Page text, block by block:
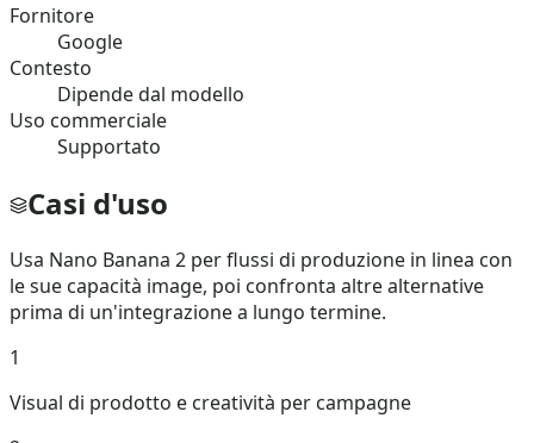
Fornitore
Google
Contesto
Dipende dal modello
Uso commerciale
Supportato
Casi d'uso
Usa Nano Banana 2 per flussi di produzione in linea con
le sue capacità image, poi confronta altre alternative
prima di un'integrazione a lungo termine.
1
Visual di prodotto e creatività per campagne